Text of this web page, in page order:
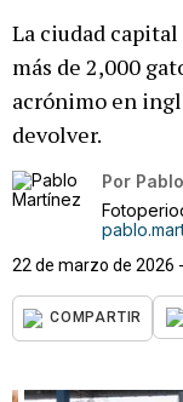
La ciudad
más de 2,000
acrónimo en
devolver.
Por
22 de marzo de 2026
COMPARTIR